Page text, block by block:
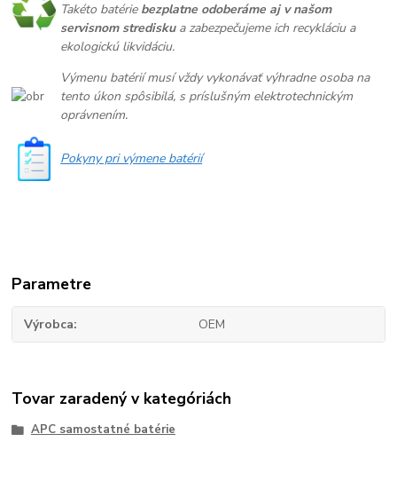
Takéto batérie bezplatne odoberáme aj v našom
servisnom strediskua zabezpečujeme ich recykláciu a
ekologickú likvidáciu.
Výmenu batérií musí vždy vykonávať výhradne osoba na
tento úkon spôsibilá, s príslušným elektrotechnickým
oprávnením.
Pokyny pri výmene batérií
Parametre
Výrobca OEM
Tovar zaradený v kategóriách
APC samostatné batérie